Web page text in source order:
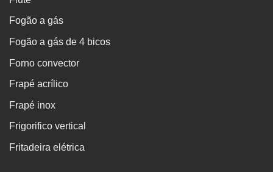
Fogão a gás
Fogão a gás de 4 bicos
Forno convector
Frapé acrílico
Frapé inox
Frigorifico vertical
Fritadeira elétrica